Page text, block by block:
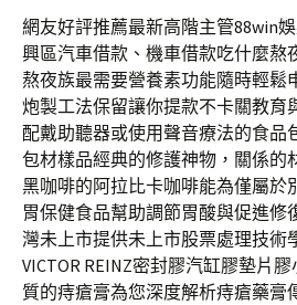
網友好評推薦最新高階主管88win
興區汽車借款、機車借款吃什麼熬
熬夜族最需要營養素功能隨時輕鬆
炮製工法保留讓你提款不卡關教育
配戴助聽器或使用聲音療法的食品
包材樣品經典的修護神物，關係的
黑咖啡的阿拉比卡咖啡能為僅屬於
胃保健食品幫助調節胃酸與促進修
灣未上市提供未上市股票處理技術
VICTOR REINZ密封膠汽缸膠墊片
質的痔瘡膏為您深度解析痔瘡藥膏